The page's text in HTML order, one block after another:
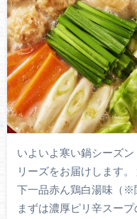
いよいよ寒い鍋シーズ
リーズをお届けします
下一品赤ん鶏白湯味（※
まずは濃厚ピリ辛スー